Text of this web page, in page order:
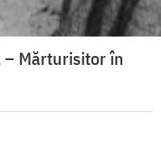
– Mărturisitor în